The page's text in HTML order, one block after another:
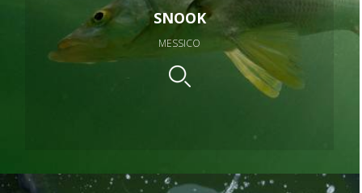
SNOOK
MESSICO